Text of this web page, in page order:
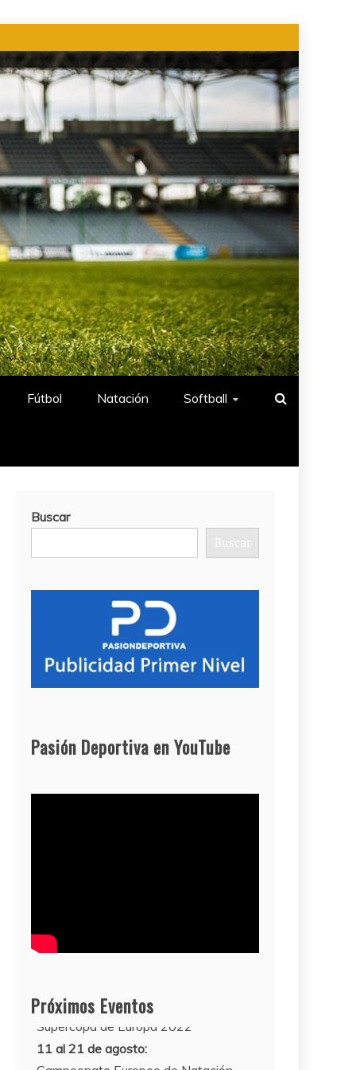
Fútbol Natación​ Softball​
Buscar
Buscar
Pasión Deportiva en YouTube
Próximos Eventos
11 al 21 de agosto:
Campeonato Europeo de Natación